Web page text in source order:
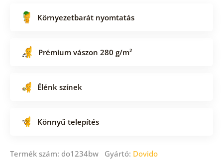
Környezetbarát nyomtatás
Prémium vászon 280 g/m²
Élénk színek
Könnyű telepítés
Termék szám: do1234bw Gyártó: Dovido